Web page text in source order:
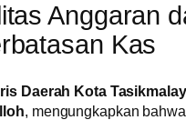
Anggaran
Kas
Daerah Kota
, mengungkapkan